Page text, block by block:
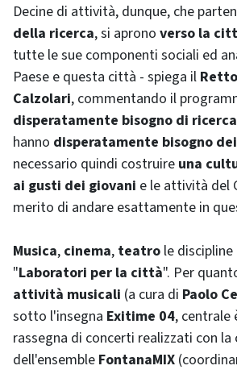
Decine di attività, dunque, che
della ricerca, si aprono verso la
tutte le sue componenti sociali ed
Paese e questa città - spiega il
Calzolari, commentando il
disperatamente bisogno di
hanno disperatamente bisogno
necessario quindi costruire una
ai gusti dei giovani e le attività del
merito di andare esattamente in
Musica, cinema, teatro le
"Laboratori per la città". Per
attività musicali (a cura di Paolo
sotto l'insegna Exitime 04, centrale
rassegna di concerti realizzati con
dell'ensemble FontanaMIX